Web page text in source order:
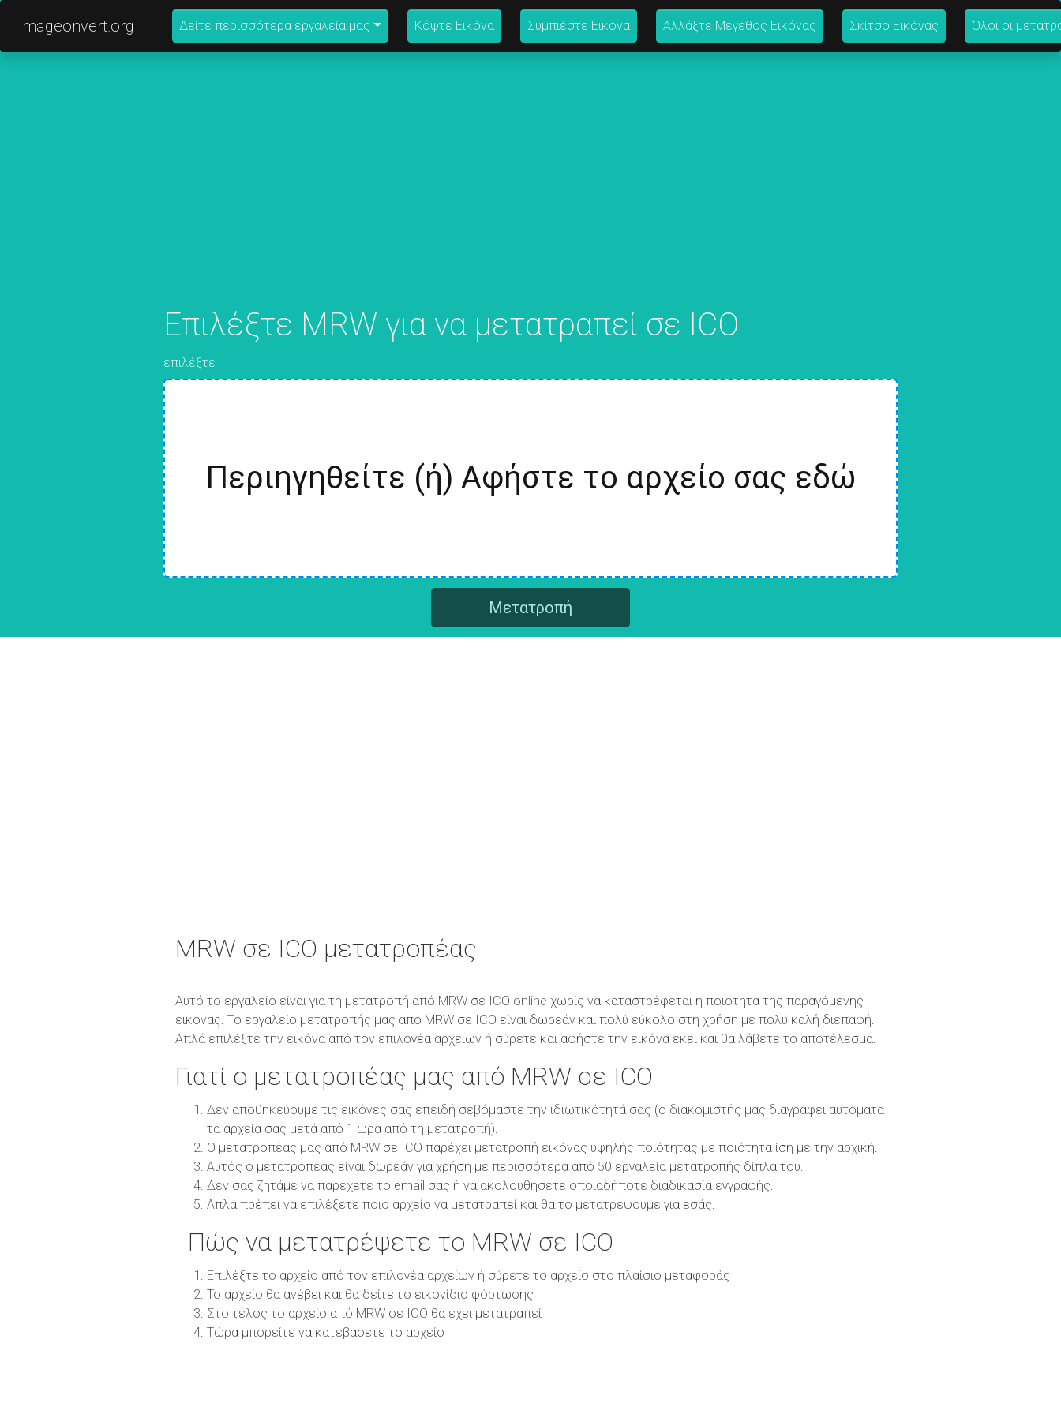
Imageonvert.org Δείτε περισσότερα εργαλεία μας Κόψτε Εικόνα Συμπιέστε Εικόνα Αλλάξτε Μέγεθος Εικόνας Σκίτσο Εικόνας Όλοι οι
Επιλέξτε MRW για να μετατραπεί σε ICO
επιλέξτε
Περιηγηθείτε (ή) Αφήστε το αρχείο σας εδώ
Μετατροπή
MRW σε ICO μετατροπέας
Αυτό το εργαλείο είναι για τη μετατροπή από MRW σε ICO online χωρίς να καταστρέφεται η ποιότητα της παραγόμενης
εικόνας. Το εργαλείο μετατροπής μας από MRW σε ICO είναι δωρεάν και πολύ εύκολο στη χρήση με πολύ καλή διεπαφή.
Απλά επιλέξτε την εικόνα από τον επιλογέα αρχείων ή σύρετε και αφήστε την εικόνα εκεί και θα λάβετε το αποτέλεσμα.
Γιατί ο μετατροπέας μας από MRW σε ICO
Δεν αποθηκεύουμε τις εικόνες σας επειδή σεβόμαστε την ιδιωτικότητά σας (ο διακομιστής μας διαγράφει αυτόματα
τα αρχεία σας μετά από 1 ώρα από τη μετατροπή).
Ο μετατροπέας μας από MRW σε ICO παρέχει μετατροπή εικόνας υψηλής ποιότητας με ποιότητα ίση με την αρχική.
Αυτός ο μετατροπέας είναι δωρεάν για χρήση με περισσότερα από 50 εργαλεία μετατροπής δίπλα του.
Δεν σας ζητάμε να παρέχετε το email σας ή να ακολουθήσετε οποιαδήποτε διαδικασία εγγραφής.
Απλά πρέπει να επιλέξετε ποιο αρχείο να μετατραπεί και θα το μετατρέψουμε για εσάς.
Πώς να μετατρέψετε το MRW σε ICO
Επιλέξτε το αρχείο από τον επιλογέα αρχείων ή σύρετε το αρχείο στο πλαίσιο μεταφοράς
Το αρχείο θα ανέβει και θα δείτε το εικονίδιο φόρτωσης
Στο τέλος το αρχείο από MRW σε ICO θα έχει μετατραπεί
Τώρα μπορείτε να κατεβάσετε το αρχείο